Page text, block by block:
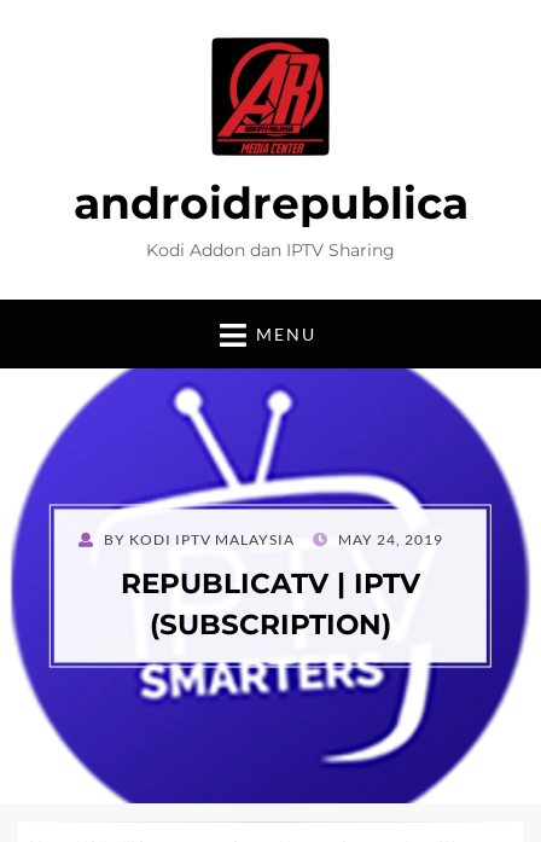
androidrepublica
Kodi Addon dan IPTV Sharing
MENU
BY KODI IPTV MALAYSIA
POSTED
MAY 24, 2019
REPUBLICATV | IPTV
(SUBSCRIPTION)